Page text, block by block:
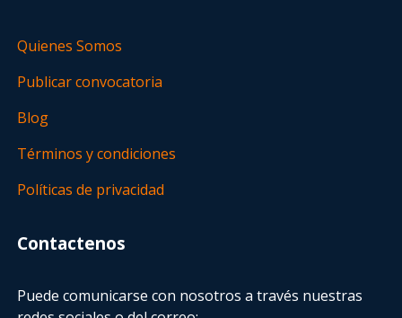
Quienes Somos
Publicar convocatoria
Blog
Términos y condiciones
Políticas de privacidad
Contactenos
Puede comunicarse con nosotros a través nuestras